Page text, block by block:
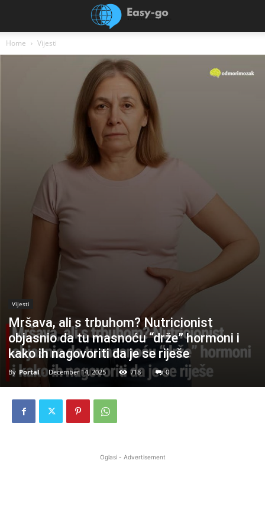
Home Vijesti
Vijesti
Mršava, ali s trbuhom? Nutricionist
objasnio da tu masnoću “drže” hormoni i
kako ih nagovoriti da je se riješe
By Portal - December 14, 2025 718 0
Oglasi - Advertisement